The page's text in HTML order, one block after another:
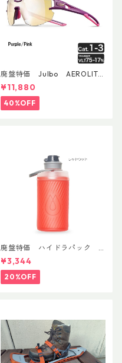
廃盤特価 Julbo AEROLITE
AsianFit
¥11,880
40%OFF
廃盤特価 ハイドラパック
フラックス 750ml
¥3,344
20%OFF